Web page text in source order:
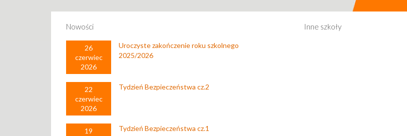
Nowości
26
czerwiec
2026
Uroczyste zakończenie roku szkolnego
2025/2026
22
czerwiec
2026
Tydzień Bezpieczeństwa cz.2
19
Tydzień Bezpieczeństwa cz.1
Inne szkoły